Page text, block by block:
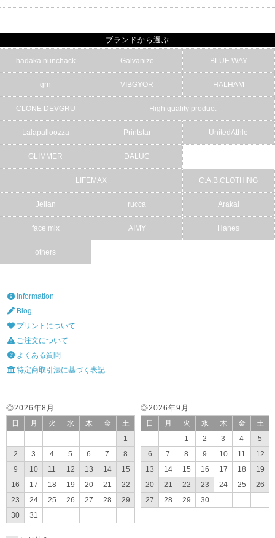
ブランドから選ぶ
hadaka nunchack Galvanize BLUE WAY
grn VIBGYOR HALHAM
CLONE DEVGRU High quality product
Lalapalloozza Printstar UnitedAthle
GLIMMER DALUC
LIFEMAX C.A.B.CLOTHING
Jellan rucca Arakai
face mix AIMY Hanes
others
Information
Blog
プリントについて
ご注文について
よくある質問
特定商取引法に基づく表記
◎2026年9月
日
月 火 水 木 金
土
1
2 3 4
5
6
7 8 9 10 11
12
13
14 15 16 17 18
19
20
21 22 23 24 25
26
27
28 29 30
◎2026年8月
日
月 火 水 木 金
土
1
2
3 4 5 6 7
8
9
10 11 12 13 14
15
16
17 18 19 20 21
22
23
24 25 26 27 28
29
30
31